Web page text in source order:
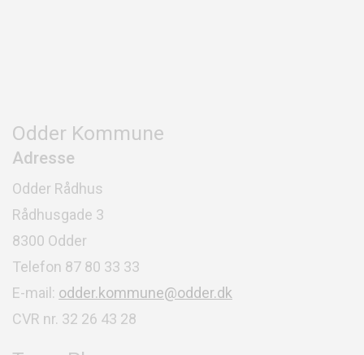
Odder Kommune
Adresse
Odder Rådhus
Rådhusgade 3
8300 Odder
Telefon 87 80 33 33
E-mail: odder.kommune@odder.dk
CVR nr. 32 26 43 28